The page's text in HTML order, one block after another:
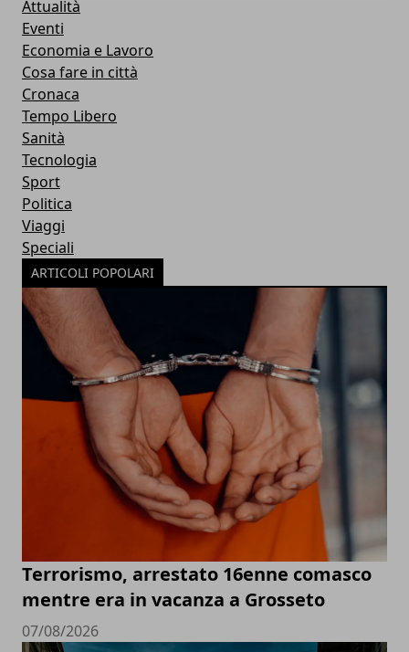
Attualità
Eventi
Economia e Lavoro
Cosa fare in città
Cronaca
Tempo Libero
Sanità
Tecnologia
Sport
Politica
Viaggi
Speciali
ARTICOLI POPOLARI
Terrorismo, arrestato 16enne comasco
mentre era in vacanza a Grosseto
07/08/2026